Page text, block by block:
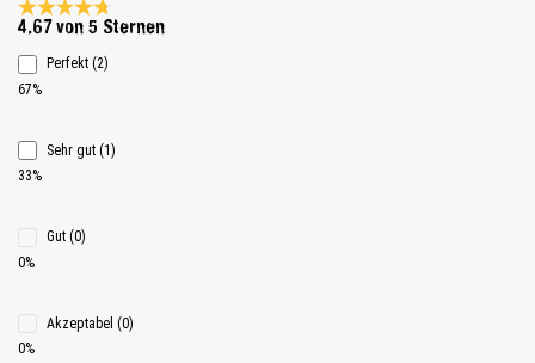
Durchschnittliche Bewertung 4.6 von 5 Sternen
4.67 von 5 Sternen
Perfekt (2)
67%
Sehr gut (1)
33%
Gut (0)
0%
Akzeptabel (0)
0%